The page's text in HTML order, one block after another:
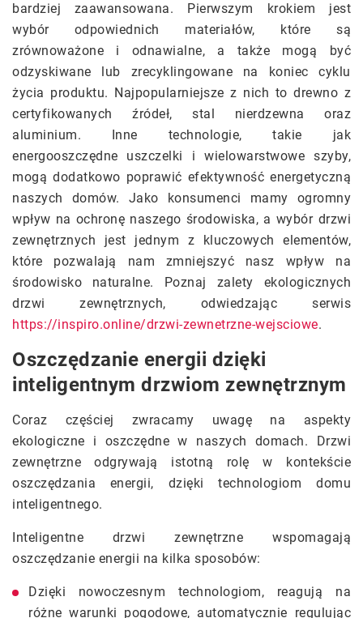
bardziej zaawansowana. Pierwszym krokiem jest
wybór odpowiednich materiałów, które są
zrównoważone i odnawialne, a także mogą być
odzyskiwane lub zrecyklingowane na koniec cyklu
życia produktu. Najpopularniejsze z nich to drewno z
certyfikowanych źródeł, stal nierdzewna oraz
aluminium. Inne technologie, takie jak
energooszczędne uszczelki i wielowarstwowe szyby,
mogą dodatkowo poprawić efektywność energetyczną
naszych domów. Jako konsumenci mamy ogromny
wpływ na ochronę naszego środowiska, a wybór drzwi
zewnętrznych jest jednym z kluczowych elementów,
które pozwalają nam zmniejszyć nasz wpływ na
środowisko naturalne. Poznaj zalety ekologicznych
drzwi zewnętrznych, odwiedzając serwis
https://inspiro.online/drzwi-zewnetrzne-wejsciowe.
Oszczędzanie energii dzięki
inteligentnym drzwiom zewnętrznym
Coraz częściej zwracamy uwagę na aspekty
ekologiczne i oszczędne w naszych domach. Drzwi
zewnętrzne odgrywają istotną rolę w kontekście
oszczędzania energii, dzięki technologiom domu
inteligentnego.
Inteligentne drzwi zewnętrzne wspomagają
oszczędzanie energii na kilka sposobów:
Dzięki nowoczesnym technologiom, reagują na
różne warunki pogodowe, automatycznie regulując